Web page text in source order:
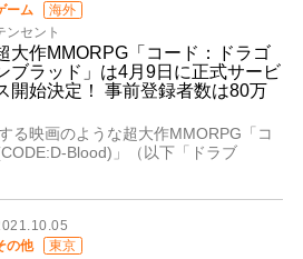
ーム
海外
ンセント
大作MMORPG「コード：ドラゴ
ブラッド」は4月9日に正式サービ
開始決定！ 事前登録者数は80万
る映画のような超大作MMORPG「コ
Blood)」（以下「ドラブ
の他
東京